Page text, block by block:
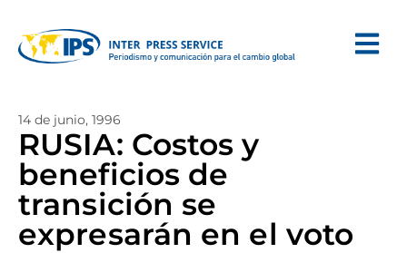
14 de junio, 1996
RUSIA: Costos y
beneficios de
transición se
expresarán en el voto